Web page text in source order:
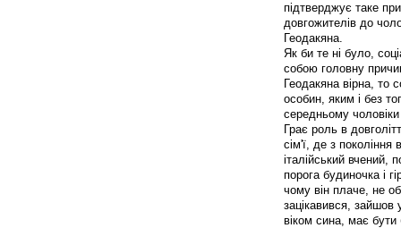
підтверджує таке
довгожителів до
Геодакяна.
Як би те ні було,
собою головну
Геодакяна вірна, то
особин, яким і без
середньому
Грає роль в
сім'ї, де з
італійський вчений,
порога будиночка і
чому він плаче, не
зацікавився,
віком сина, має